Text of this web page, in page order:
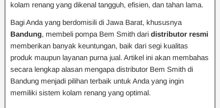
kolam renang yang dikenal tangguh, efisien, dan tahan lama.
Bagi Anda yang berdomisili di Jawa Barat, khususnya
Bandung, membeli pompa Bem Smith dari distributor resmi
memberikan banyak keuntungan, baik dari segi kualitas
produk maupun layanan purna jual. Artikel ini akan membahas
secara lengkap alasan mengapa distributor Bem Smith di
Bandung menjadi pilihan terbaik untuk Anda yang ingin
memiliki sistem kolam renang yang optimal.